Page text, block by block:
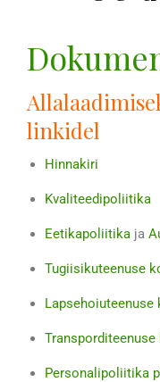
linkidel
Hinnakiri
Kvaliteedipoliitika
Eetikapoliitika ja
Tugiisikuteenuse
Lapsehoiuteenuse
Transporditeenuse
Personalipoliitika